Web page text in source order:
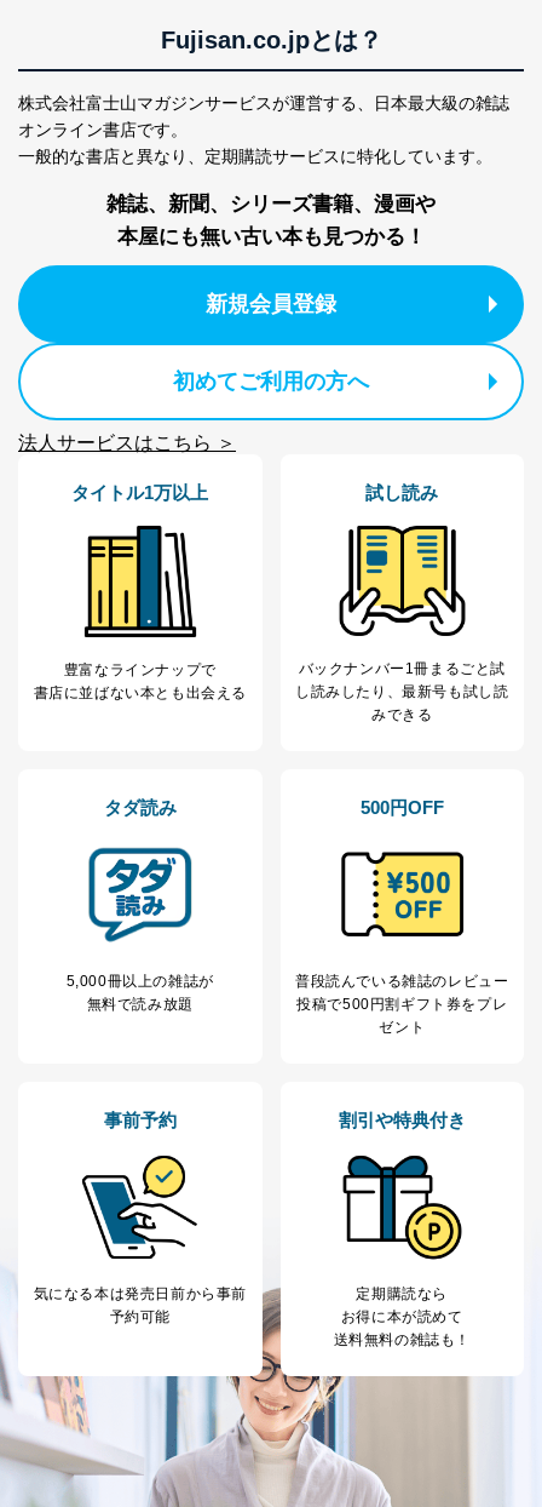
情報システムの使用に伴う漏洩等の防止
送信する場合に、当該ファイルへのパスワードを
設定しています。
個人情報保護マネジメントシステムの継続的改善
当社は、内部監査及びマネジメントレビューの機会を通
じて、個人情報保護マネジメントシステムを継続的に改
善し、常に最良の状態を維持します。
苦情及び相談受付け窓口
貴殿の個人情報及び当社の個人情報保護マネジメントシ
ステムに関するご相談及び苦情については以下までご連
適切、かつ迅速に対応させていただきます。
係
FAX：03-5459-7073
e-mail：cs@fujisan.co.jp
改訂：2025年2月20日
制定：2005年4月1日
株式会社富士山マガジンサービス
代表取締役会長 西野 伸一郎
個人情報の取扱いについて
護管理者の責任のもと、個人情報を取得・アクセス・利
東京都渋谷区南平台町16-11
株式会社富士山マガジンサービス
代表取締役会長 西野 伸一郎
田 嘉也
個人情報の種類 利用目的
当社の定期購読サ
ービス等をご利用
商品代金回収のため
ｅメール等による商品、サービ
ス、キャンペーン等の広告の案内
個人が特定できない形で取得した
閲覧履歴や購買履歴等の情報を分
析して、趣味・嗜好に
応じた新商品・サービスに関する
広告のため
2
当社にお問合わせ
いただいた方の個
お問い合わせ対応、トラブル対
処、オペレーター教育など応対品
質向上のため
カスタマーQ＆Aサイトの投稿内容
の確認のため
ｅメール等によるカスタマーQ＆A
Fujisan.co.jpとは？
株式会社富士山マガジンサービスが運営する、
日本最大級の雑誌
オンライン書店です。
一般的な書店と異なり、 定期購読サービスに特化しています。
雑誌、新聞、シリーズ書籍、漫画や
本屋にも無い古い本も見つかる！
新規会員登録
初めてご利用の方へ
法人サービスはこちら ＞
タイトル1万以上
豊富なラインナップで
書店に並ばない本とも出会える
試し読み
バックナンバー1冊まるごと試
し読み したり、最新号も試し読
みできる
タダ読み
5,000冊以上の雑誌が
無料で読み放題
500円OFF
普段読んでいる雑誌のレビュー
投稿で500円割ギフト券をプレ
ゼント
事前予約
気になる本は発売日前から事前
予約可能
割引や特典付き
定期購読なら
お得に本が読めて
送料無料の雑誌も！